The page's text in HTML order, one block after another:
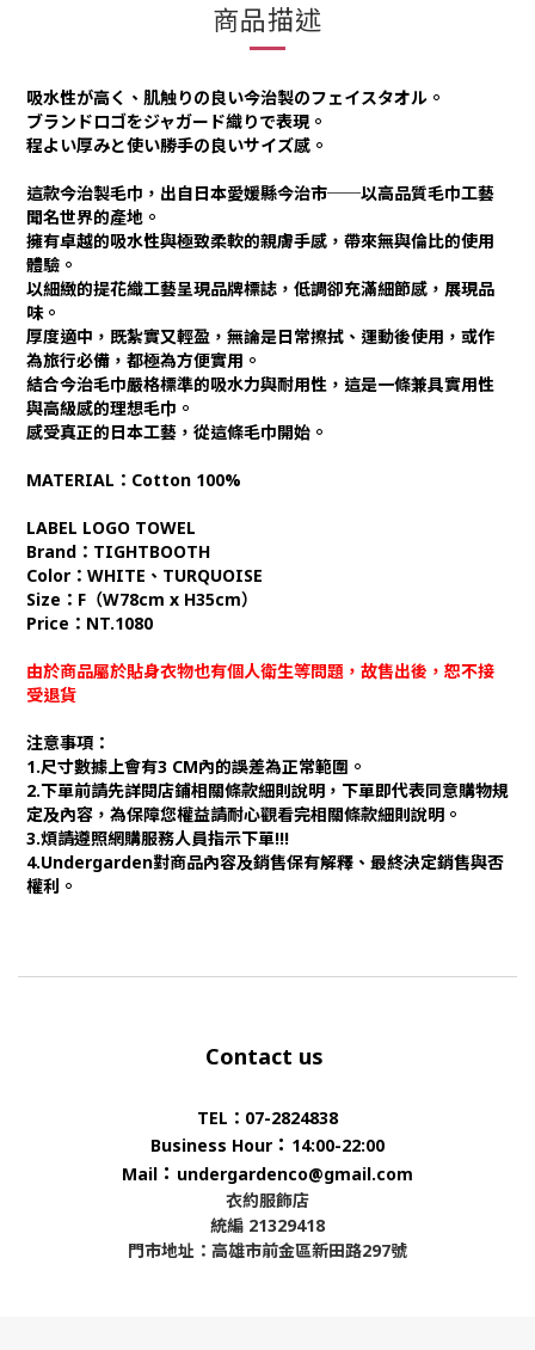
商品描述
吸水性が高く、肌触りの良い今治製のフェイスタオル。
ブランドロゴをジャガード織りで表現。
程よい厚みと使い勝手の良いサイズ感。
這款今治製毛巾，出自日本愛媛縣今治市──以高品質毛巾工藝
聞名世界的產地。
擁有卓越的吸水性與極致柔軟的親膚手感，帶來無與倫比的使用
體驗。
以細緻的提花織工藝呈現品牌標誌，低調卻充滿細節感，展現品
味。
厚度適中，既紮實又輕盈，無論是日常擦拭、運動後使用，或作
為旅行必備，都極為方便實用。
結合今治毛巾嚴格標準的吸水力與耐用性，這是一條兼具實用性
與高級感的理想毛巾。
感受真正的日本工藝，從這條毛巾開始。
MATERIAL：Cotton 100%
LABEL LOGO TOWEL
Brand：TIGHTBOOTH
Color：WHITE、TURQUOISE
Size：F（W78cm x H35cm）
Price：NT.1080
由於商品屬於貼身衣物也有個人衛生等問題，故售出後，恕不接
受退貨
注意事項：
1.尺寸數據上會有3 CM內的誤差為正常範圍。
2.下單前請先詳閱店鋪相關條款細則說明，下單即代表同意購物規
定及內容，為保障您權益請耐心觀看完相關條款細則說明。
3.煩請遵照網購服務人員指示下單!!!
4.Undergarden對商品內容及銷售保有解釋、最終決定銷售與否
權利。
Contact us
TEL：07-2824838
Business Hour ： 14:00-22:00
Mail ： undergardenco@gmail.com
衣約服飾店
統編 21329418
門市地址：高雄市前金區新田路297號